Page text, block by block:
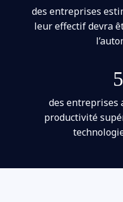
des entreprises
leur effectif devra
des entreprises
productivité